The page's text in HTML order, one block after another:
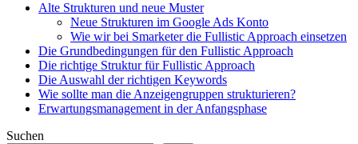
Alte Strukturen und neue Muster
Neue Strukturen im Google Ads Konto
Wie wir bei Smarketer die Fullistic Approach einsetzen
Die Grundbedingungen für den Fullistic Approach
Die richtige Struktur für Fullistic Approach
Die Auswahl der richtigen Keywords
Wie sollte man die Anzeigengruppen strukturieren?
Erwartungsmanagement in der Anfangsphase
Suchen